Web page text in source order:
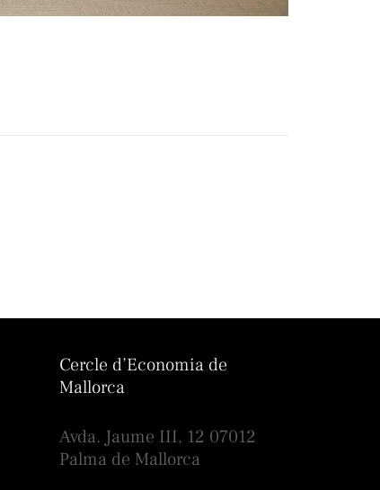
Cercle d’Economia de
Mallorca
Avda. Jaume III, 12 07012
Palma de Mallorca